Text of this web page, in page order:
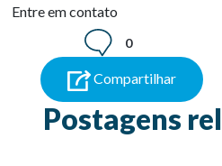
Entre em contato
0
Compartilhar
Postagens